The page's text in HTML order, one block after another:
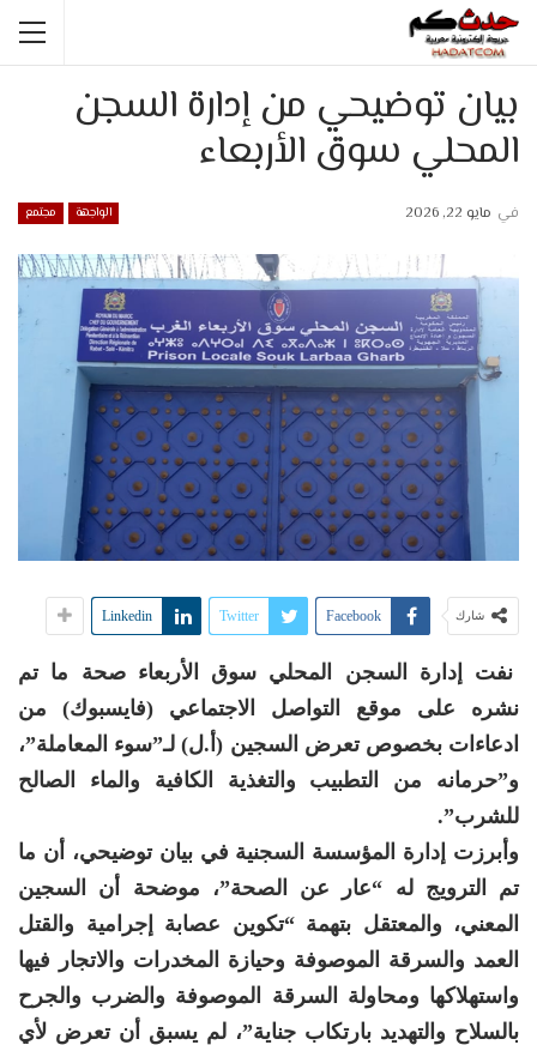
بيان توضيحي من إدارة السجن
المحلي سوق الأربعاء
الواجهة مجتمع في مايو 22, 2026
شارك Facebook
Twitter
Linkedin
نفت إدارة السجن المحلي سوق الأربعاء صحة ما تم
نشره على موقع التواصل الاجتماعي (فايسبوك) من
ادعاءات بخصوص تعرض السجين (أ.ل) لـ”سوء المعاملة”،
و”حرمانه من التطبيب والتغذية الكافية والماء الصالح
للشرب”.
وأبرزت إدارة المؤسسة السجنية في بيان توضيحي، أن ما
تم الترويج له “عار عن الصحة”، موضحة أن السجين
المعني، والمعتقل بتهمة “تكوين عصابة إجرامية والقتل
العمد والسرقة الموصوفة وحيازة المخدرات والاتجار فيها
واستهلاكها ومحاولة السرقة الموصوفة والضرب والجرح
بالسلاح والتهديد بارتكاب جناية”، لم يسبق أن تعرض لأي